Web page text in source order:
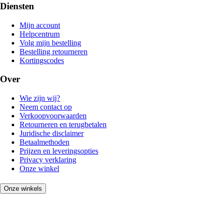
Diensten
Mijn account
Helpcentrum
Volg mijn bestelling
Bestelling retourneren
Kortingscodes
Over
Wie zijn wij?
Neem contact op
Verkoopvoorwaarden
Retourneren en terugbetalen
Juridische disclaimer
Betaalmethoden
Prijzen en leveringsopties
Privacy verklaring
Onze winkel
Onze winkels